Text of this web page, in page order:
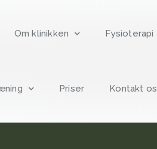
Om klinikken Fysioterapi
Priser Kontakt os